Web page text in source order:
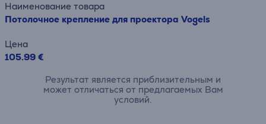
Наименование товара
Потолочное крепление для проектора Vogels
Цена
105.99 €
Результат является приблизительным и
может отличаться от предлагаемых Вам
условий.